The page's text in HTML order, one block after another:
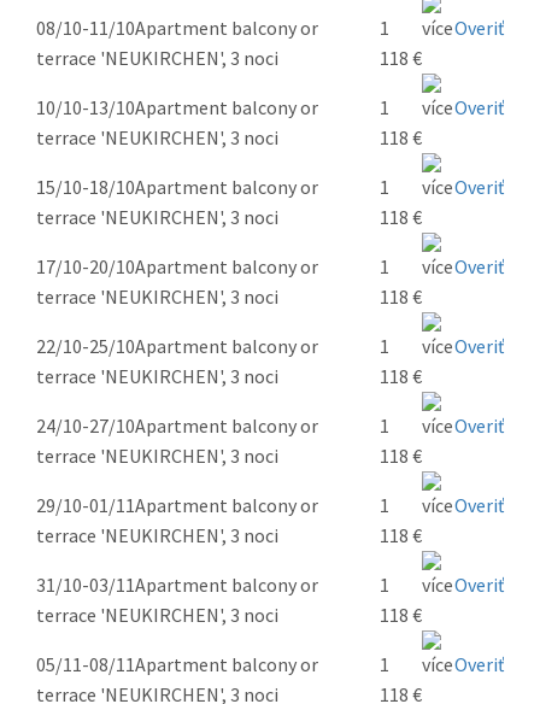
08/10-11/10Apartment balcony or
terrace 'NEUKIRCHEN', 3 noci
1
118 €
Overiť
10/10-13/10Apartment balcony or
terrace 'NEUKIRCHEN', 3 noci
1
118 €
Overiť
15/10-18/10Apartment balcony or
terrace 'NEUKIRCHEN', 3 noci
1
118 €
Overiť
17/10-20/10Apartment balcony or
terrace 'NEUKIRCHEN', 3 noci
1
118 €
Overiť
22/10-25/10Apartment balcony or
terrace 'NEUKIRCHEN', 3 noci
1
118 €
Overiť
24/10-27/10Apartment balcony or
terrace 'NEUKIRCHEN', 3 noci
1
118 €
Overiť
29/10-01/11Apartment balcony or
terrace 'NEUKIRCHEN', 3 noci
1
118 €
Overiť
31/10-03/11Apartment balcony or
terrace 'NEUKIRCHEN', 3 noci
1
118 €
Overiť
05/11-08/11Apartment balcony or
terrace 'NEUKIRCHEN', 3 noci
1
118 €
Overiť